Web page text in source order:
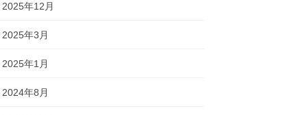
2025年12月
2025年3月
2025年1月
2024年8月